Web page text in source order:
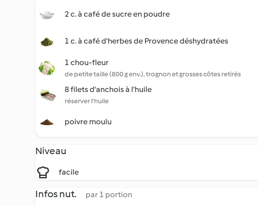
2 c. à café de sucre en poudre
1 c. à café d'herbes de Provence déshydratées
1 chou-fleur
de petite taille (800 g env.), trognon et grosses côtes retirés
8 filets d'anchois à l'huile
réserver l'huile
poivre moulu
Niveau
facile
Infos nut. par 1 portion